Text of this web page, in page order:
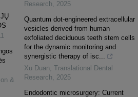
&
Research, 2025
Quantum dot-engineered extracellular
vesicles derived from human
exfoliated deciduous teeth stem cells
for the dynamic monitoring and
synergistic therapy of isc...
Xu Duan, Translational Dental
Research, 2025
Endodontic microsurgery: Current